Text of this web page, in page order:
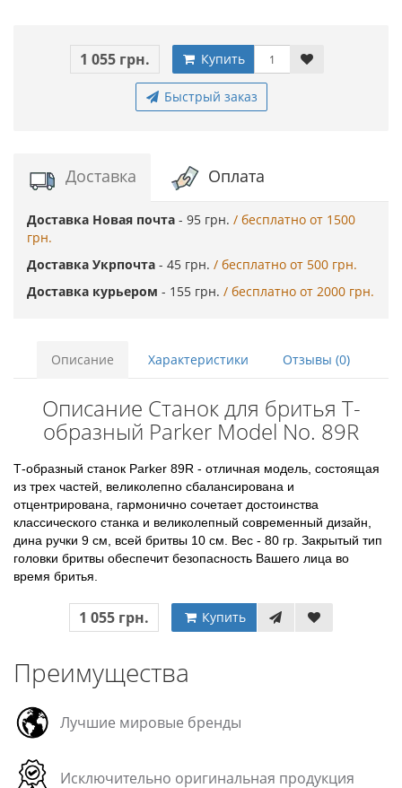
1 055 грн. Купить
Быстрый заказ
Доставка Оплата
Доставка Новая почта - 95 грн. / бесплатно от 1500
грн.
Доставка Укрпочта - 45 грн. / бесплатно от 500 грн.
Доставка курьером - 155 грн. / бесплатно от 2000 грн.
Описание Характеристики Отзывы (0)
Описание Станок для бритья Т-
образный Parker Model No. 89R
Т-образный станок Parker 89R - отличная модель, состоящая
из трех частей, великолепно сбалансирована и
отцентрирована, гармонично сочетает достоинства
классического станка и великолепный современный дизайн,
дина ручки 9 см, всей бритвы 10 см. Вес - 80 гр. Закрытый тип
головки бритвы обеспечит безопасность Вашего лица во
время бритья.
1 055 грн. Купить
Преимущества
Лучшие мировые бренды
Исключительно оригинальная продукция